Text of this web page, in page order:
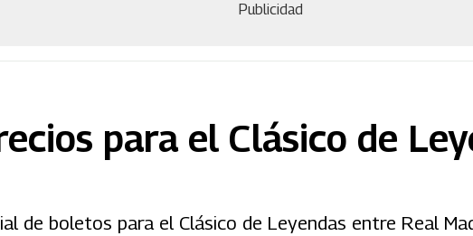
Publicidad
para el Clásico de
de boletos para el Clásico de Leyendas entre Real